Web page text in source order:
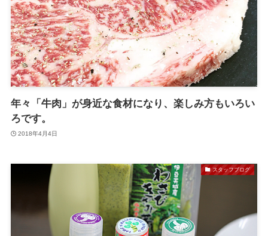
年々「牛肉」が身近な食材になり、楽しみ方もいろい
ろです。
2018年4月4日
スタッフブログ